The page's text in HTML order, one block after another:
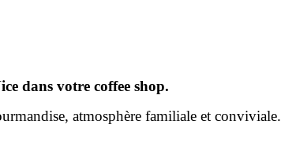
dans votre coffee shop.
atmosphère familiale et conviviale.